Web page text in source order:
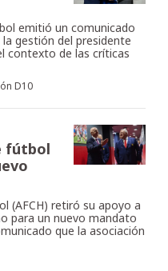
emitió un comunicado
gestión del presidente
contexto de las críticas
D10
fútbol
(AFCH) retiró su apoyo a
para un nuevo mandato
que la asociación